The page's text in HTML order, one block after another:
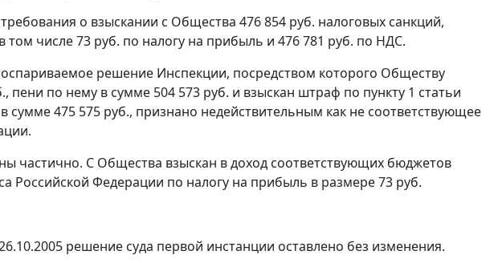
о взыскании с Общества 476 854 руб. налоговых санкций,
числе 73 руб. по налогу на прибыль и 476 781 руб. по НДС.
решение Инспекции, посредством которого Обществу
пени по нему в сумме 504 573 руб. и взыскан штраф по пункту 1 статьи
сумме 475 575 руб., признано недействительным как не соответствующее
частично. С Общества взыскан в доход соответствующих бюджетов
Российской Федерации по налогу на прибыль в размере 73 руб.
решение суда первой инстанции оставлено без изменения.